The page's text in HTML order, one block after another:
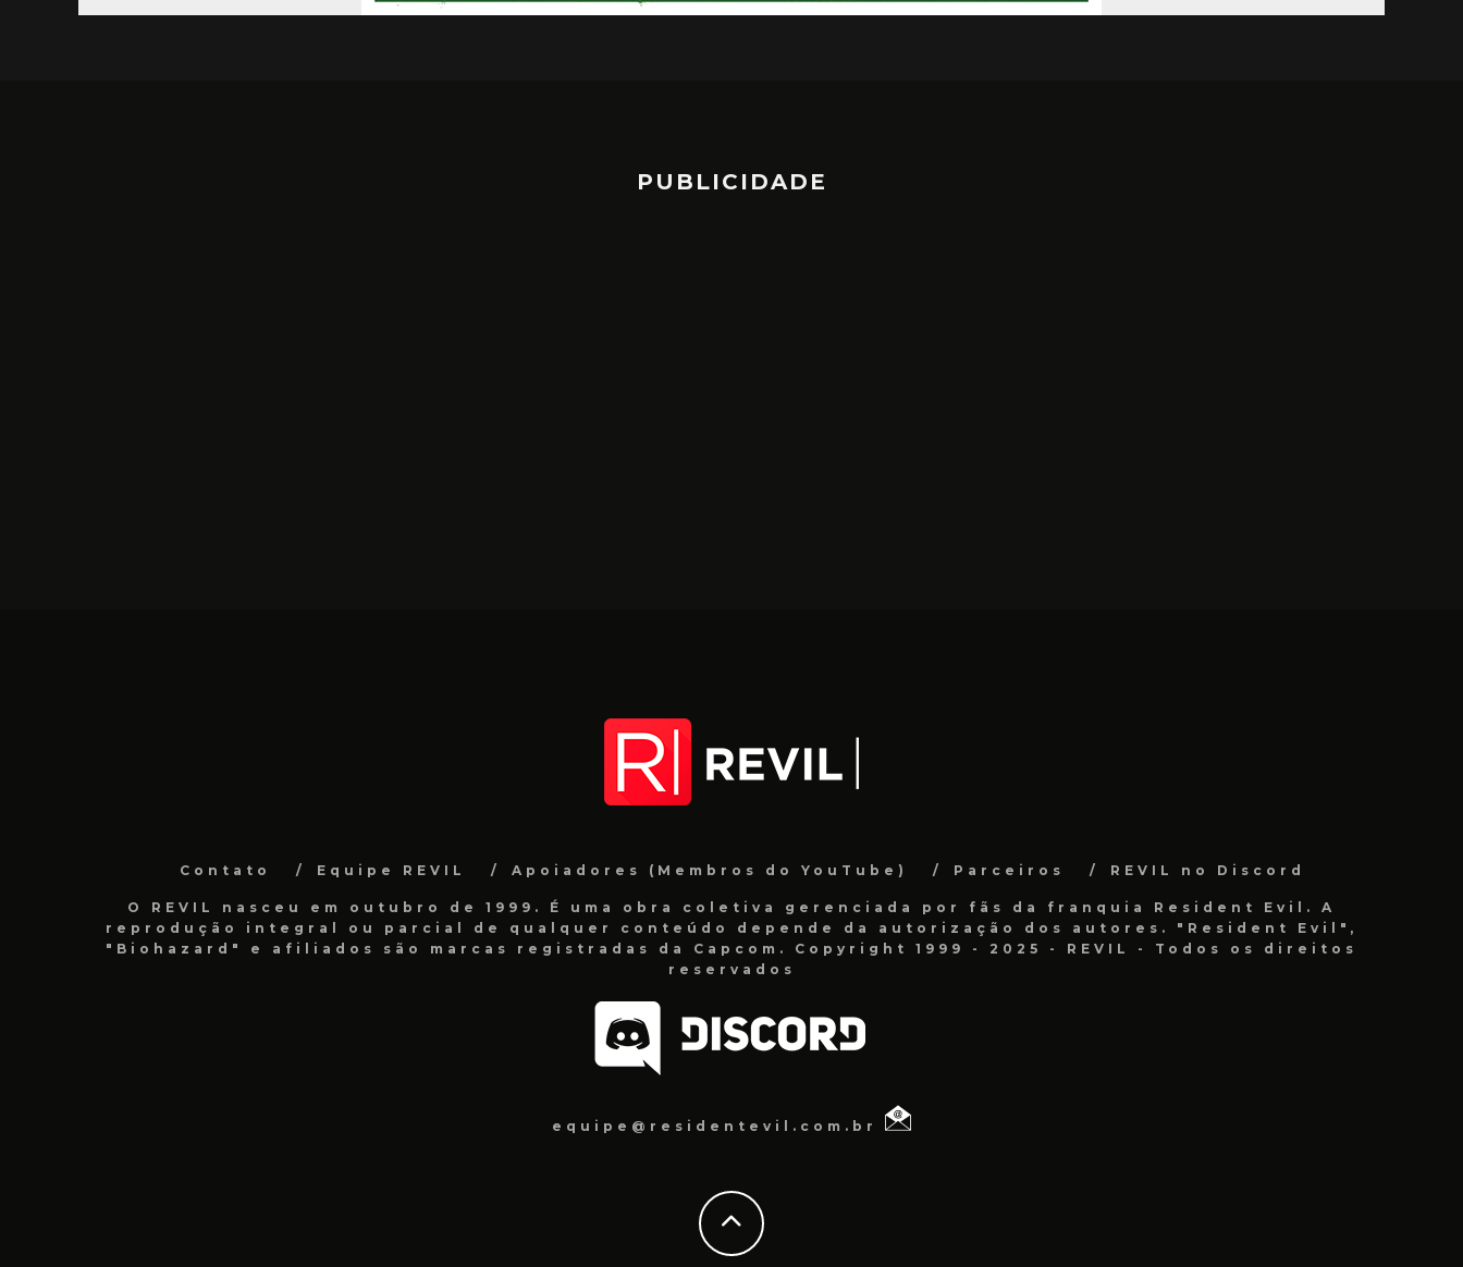
PUBLICIDADE
Contato Equipe REVIL Apoiadores (Membros do YouTube) Parceiros REVIL no Discord
O REVIL nasceu em outubro de 1999. É uma obra coletiva gerenciada por fãs da franquia Resident Evil. A
reprodução integral ou parcial de qualquer conteúdo depende da autorização dos autores. "Resident Evil",
"Biohazard" e afiliados são marcas registradas da Capcom. Copyright 1999 - 2025 - REVIL - Todos os direitos
reservados
equipe@residentevil.com.br